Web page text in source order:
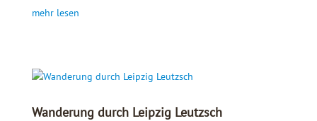
mehr lesen
Wanderung durch Leipzig Leutzsch